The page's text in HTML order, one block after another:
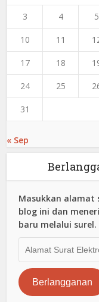
3 4 5
10 11
17 18
24 25
31
« Sep
Masukkan alamat
blog ini dan
baru melalui surel.
Surat
Elektronik
Berlangganan